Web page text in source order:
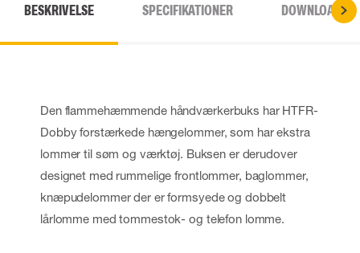
BESKRIVELSE SPECIFIKATIONER DOWNLOADS
Den flammehæmmende håndværkerbuks har HTFR-
Dobby forstærkede hængelommer, som har ekstra
lommer til søm og værktøj. Buksen er derudover
designet med rummelige frontlommer, baglommer,
knæpudelommer der er formsyede og dobbelt
lårlomme med tommestok- og telefon lomme.